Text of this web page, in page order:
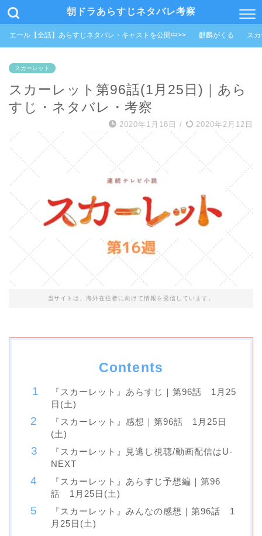
朝ドラあらすじネタバレ考察
エール【全話】あらすじネタバレ・キャストを公開中>> 麒麟がくる ス
スカーレット
スカーレット第96話(1月25日)｜あら
すじ・ネタバレ・考察
2020年1月18日 / 2020年2月12日
当サイトは、海外在住者に向けて情報を発信しています。
Contents
『スカーレット』あらすじ｜第96話 1月25
日(土)
『スカーレット』感想｜第96話 1月25日
(土)
『スカーレット』見逃し視聴/動画配信はU-
NEXT
『スカーレット』あらすじ予想編｜第96
話 1月25日(土)
『スカーレット』みんなの感想｜第96話 1
月25日(土)